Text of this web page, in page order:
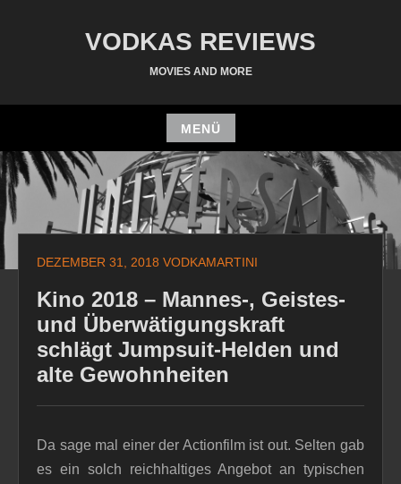
VODKAS REVIEWS
MOVIES AND MORE
MENÜ
Zum
Inhalt
springen
DEZEMBER 31, 2018 VODKAMARTINI
Kino 2018 – Mannes-, Geistes-
und Überwätigungskraft
schlägt Jumpsuit-Helden und
alte Gewohnheiten
Da sage mal einer der Actionfilm ist out. Selten gab
es ein solch reichhaltiges Angebot an typischen